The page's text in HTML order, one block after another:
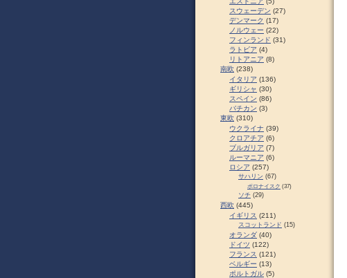
スウェーデン (27)
デンマーク (17)
ノルウェー (22)
フィンランド (31)
ラトビア (4)
リトアニア (8)
南欧 (238)
イタリア (136)
ギリシャ (30)
スペイン (86)
バチカン (3)
東欧 (310)
ウクライナ (39)
クロアチア (6)
ブルガリア (7)
ルーマニア (6)
ロシア (257)
サハリン (67)
ポロナイスク (37)
ソチ (29)
西欧 (445)
イギリス (211)
スコットランド (15)
オランダ (40)
ドイツ (122)
フランス (121)
ベルギー (13)
ポルトガル (5)